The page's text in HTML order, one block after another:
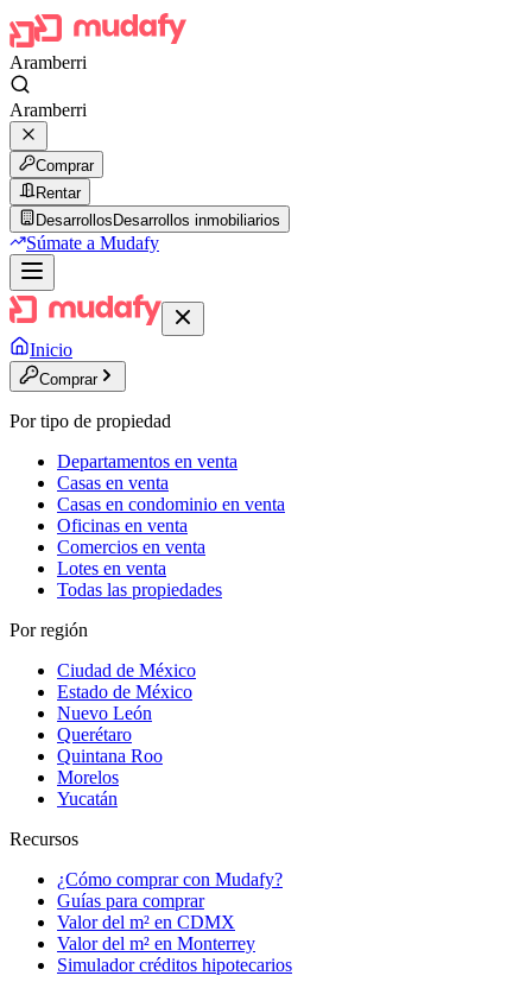
Aramberri
Aramberri
Comprar
Rentar
Desarrollos Desarrollos inmobiliarios
Súmate a Mudafy
Inicio
Comprar
Por tipo de propiedad
Departamentos en venta
Casas en venta
Casas en condominio en venta
Oficinas en venta
Comercios en venta
Lotes en venta
Todas las propiedades
Por región
Ciudad de México
Estado de México
Nuevo León
Querétaro
Quintana Roo
Morelos
Yucatán
Recursos
¿Cómo comprar con Mudafy?
Guías para comprar
Valor del m² en CDMX
Valor del m² en Monterrey
Simulador créditos hipotecarios